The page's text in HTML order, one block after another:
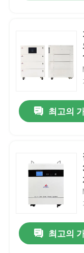
제품 소개
VR 쇼
회사 소개
최고의
최고의